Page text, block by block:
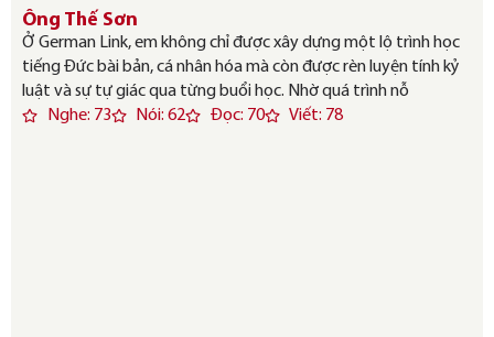
Ông Thế Sơn
Ở German Link, em không chỉ được xây dựng một lộ trình học
tiếng Đức bài bản, cá nhân hóa mà còn được rèn luyện tính kỷ
luật và sự tự giác qua từng buổi học. Nhờ quá trình nỗ
Nghe: 73
Nói: 62 Đọc: 70 Viết: 78